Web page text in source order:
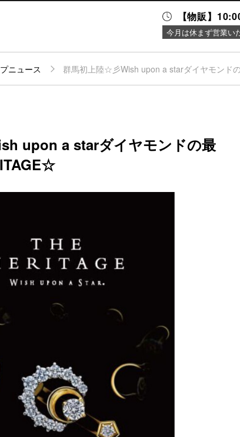
【物販】
今月は休まず営業い
パーキング
ニュース＆
イベント
ニュース 群馬初上陸☆彡Wish upon a starダイヤモン
upon a starダイヤモンドの最